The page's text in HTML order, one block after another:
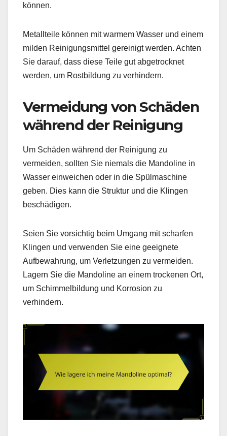
können.
Metallteile können mit warmem Wasser und einem
milden Reinigungsmittel gereinigt werden. Achten
Sie darauf, dass diese Teile gut abgetrocknet
werden, um Rostbildung zu verhindern.
Vermeidung von Schäden
während der Reinigung
Um Schäden während der Reinigung zu
vermeiden, sollten Sie niemals die Mandoline in
Wasser einweichen oder in die Spülmaschine
geben. Dies kann die Struktur und die Klingen
beschädigen.
Seien Sie vorsichtig beim Umgang mit scharfen
Klingen und verwenden Sie eine geeignete
Aufbewahrung, um Verletzungen zu vermeiden.
Lagern Sie die Mandoline an einem trockenen Ort,
um Schimmelbildung und Korrosion zu
verhindern.